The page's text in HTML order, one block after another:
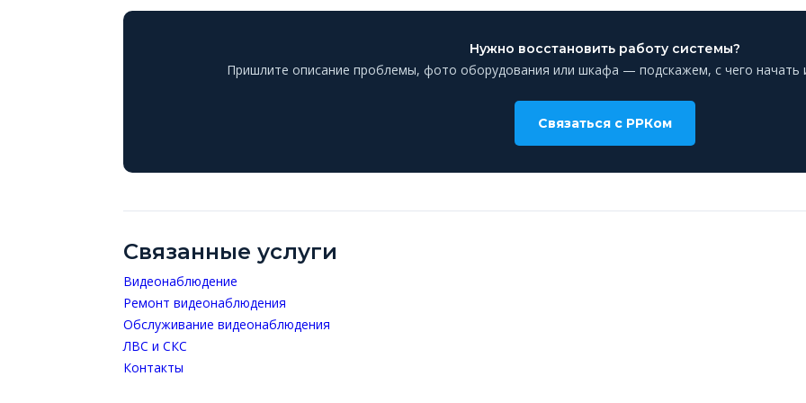
Нужно восстановить работу системы?
Пришлите описание проблемы, фото оборудования или шкафа — подскажем, с чего начать
Связаться с РРКом
Связанные услуги
Видеонаблюдение
Ремонт видеонаблюдения
Обслуживание видеонаблюдения
ЛВС и СКС
Контакты